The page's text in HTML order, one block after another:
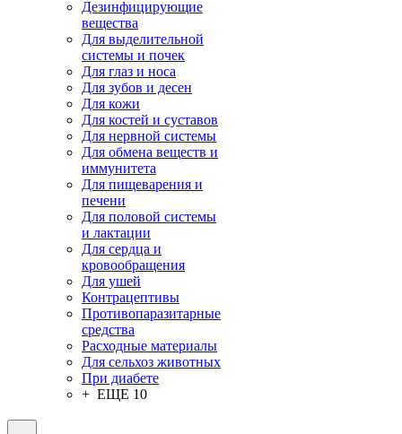
Дезинфицирующие
вещества
Для выделительной
системы и почек
Для глаз и носа
Для зубов и десен
Для кожи
Для костей и суставов
Для нервной системы
Для обмена веществ и
иммунитета
Для пищеварения и
печени
Для половой системы
и лактации
Для сердца и
кровообращения
Для ушей
Контрацептивы
Противопаразитарные
средства
Расходные материалы
Для сельхоз животных
При диабете
+ ЕЩЕ 10